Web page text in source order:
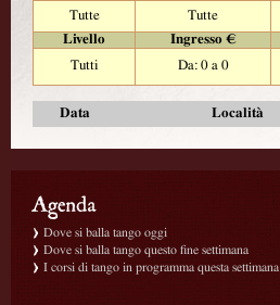
Tutte
Tutte
Livello
Ingresso €
Tutti
Da: 0 a 0
Data Località
Dove si balla tango oggi
Dove si balla tango questo fine settimana
I corsi di tango in programma questa settimana